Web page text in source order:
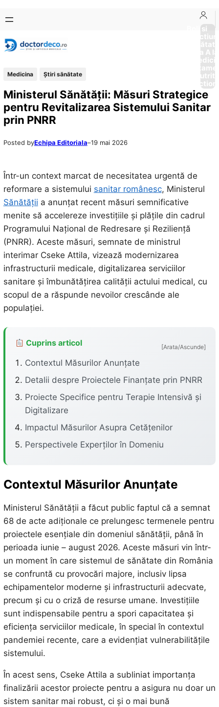
conținut
content
Boli si
Afectiuni
Sănătate
de la A
Medicina Ştiri sănătate
Ministerul Sănătății: Măsuri Strategice
pentru Revitalizarea Sistemului Sanitar
prin PNRR
Posted byEchipa Editoriala–19 mai 2026
Într-un context marcat de necesitatea urgentă de
reformare a sistemului sanitar românesc, Ministerul
Sănătății a anunțat recent măsuri semnificative
menite să accelereze investițiile și plățile din cadrul
Programului Național de Redresare și Reziliență
(PNRR). Aceste măsuri, semnate de ministrul
interimar Cseke Attila, vizează modernizarea
infrastructurii medicale, digitalizarea serviciilor
sanitare și îmbunătățirea calității actului medical, cu
scopul de a răspunde nevoilor crescânde ale
populației.
Cuprins articol [Arata/Ascunde]
Contextul Măsurilor Anunțate
Detalii despre Proiectele Finanțate prin PNRR
Proiecte Specifice pentru Terapie Intensivă și
Digitalizare
Impactul Măsurilor Asupra Cetățenilor
Perspectivele Experților în Domeniu
Contextul Măsurilor Anunțate
Ministerul Sănătății a făcut public faptul că a semnat
68 de acte adiționale ce prelungesc termenele pentru
proiectele esențiale din domeniul sănătății, până în
perioada iunie – august 2026. Aceste măsuri vin într-
un moment în care sistemul de sănătate din România
se confruntă cu provocări majore, inclusiv lipsa
echipamentelor moderne și infrastructurii adecvate,
precum și cu o criză de resurse umane. Investițiile
sunt indispensabile pentru a spori capacitatea și
eficiența serviciilor medicale, în special în contextul
pandemiei recente, care a evidențiat vulnerabilitățile
sistemului.
În acest sens, Cseke Attila a subliniat importanța
finalizării acestor proiecte pentru a asigura nu doar un
sistem sanitar mai robust, ci și o mai bună